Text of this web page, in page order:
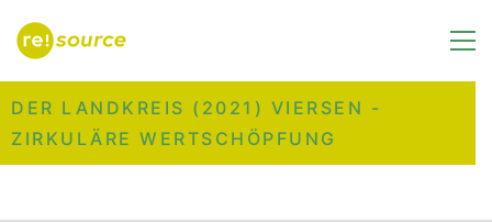
DER LANDKREIS (2021) VIERSEN -
ZIRKULÄRE WERTSCHÖPFUNG